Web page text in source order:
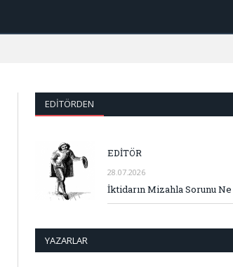
EDITÖRDEN
EDİTÖR
28.07.2026
İktidarın Mizahla Sorunu Ne
YAZARLAR